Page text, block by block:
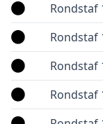
Rondstaf
Rondstaf
Rondstaf
Rondstaf